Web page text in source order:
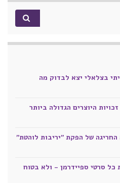
בצלאלי יצא לבדוק מה
היוצרים הגדולה ביותר
של הפקת "יריבות לוהטת"
כל סרטי ספיידרמן - ולא בטוח